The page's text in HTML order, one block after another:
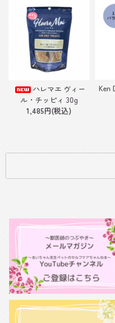
ハレマエ ヴィー
ル・チッピィ 30g
1,485円(税込)
Ken